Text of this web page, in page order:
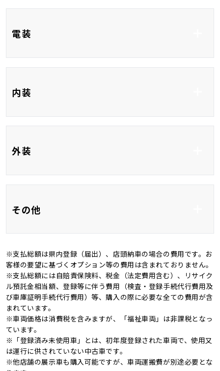
電装
内装
外装
ンチ
バックカメラ ＨＩＤ
オートマチックハイビ
ーム
オートライト
その他
新品タイヤ 記録簿
4WD キャンピングカー
※支払総額は県内登録（届出）、店頭納車の場合の費用です。お
客様の要望に基づくオプション等の費用は含まれておりません。
※支払総額には自賠責保険料、税金（法定費用含む）、リサイク
ル預託金相当額、登録等に伴う費用（検査・登録手続代行費用及
び車庫証明手続代行費用）等、購入の際に必要な全ての費用が含
まれています。
※車両価格は消費税を含みますが、「福祉車両」は非課税となっ
ています。
※「登録済み未使用車」とは、初年度登録された車両で、使用又
は運行に供されていない中古車です。
※他店舗の展示車も購入可能ですが、車両運搬費が別途必要とな